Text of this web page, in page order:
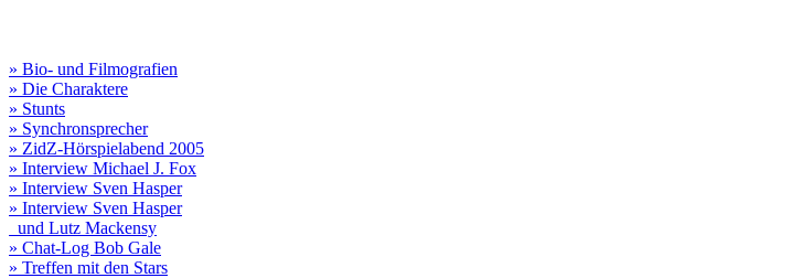
» Bio- und Filmografien
» Die Charaktere
» Stunts
» Synchronsprecher
» ZidZ-Hörspielabend 2005
» Interview Michael J. Fox
» Interview Sven Hasper
» Interview Sven Hasper
und Lutz Mackensy
» Chat-Log Bob Gale
» Treffen mit den Stars